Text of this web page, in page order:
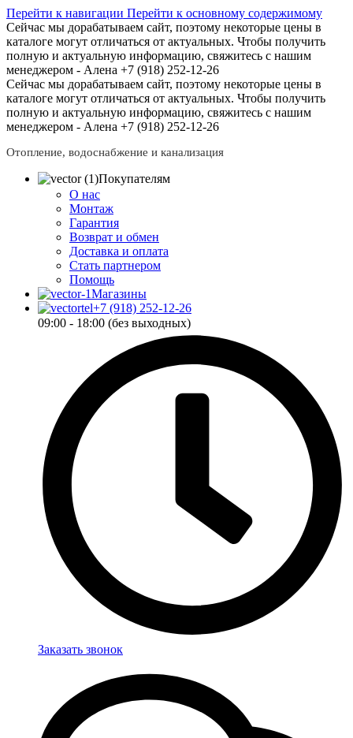
Перейти к навигации Перейти к основному содержимому
Сейчас мы дорабатываем сайт, поэтому некоторые цены в
каталоге могут отличаться от актуальных. Чтобы получить
полную и актуальную информацию, свяжитесь с нашим
менеджером - Алена +7 (918) 252-12-26
Сейчас мы дорабатываем сайт, поэтому некоторые цены в
каталоге могут отличаться от актуальных. Чтобы получить
полную и актуальную информацию, свяжитесь с нашим
менеджером - Алена +7 (918) 252-12-26
Отопление, водоснабжение и канализация
Покупателям
О нас
Монтаж
Гарантия
Возврат и обмен
Доставка и оплата
Стать партнером
Помощь
Магазины
+7 (918) 252-12-26
09:00 - 18:00 (без выходных)
Заказать звонок